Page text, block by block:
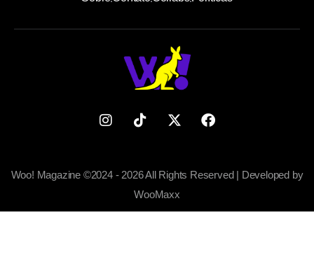
Woo! Magazine ©2024 - 2026 All Rights Reserved | Developed by
WooMaxx